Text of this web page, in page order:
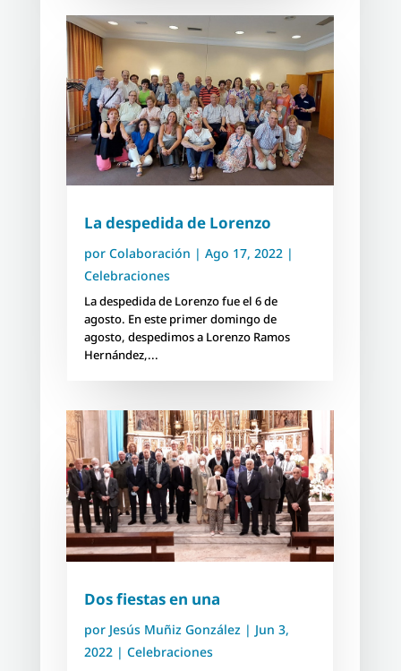
La despedida de Lorenzo
por Colaboración | Ago 17, 2022|
Celebraciones
La despedida de Lorenzo fue el 6 de
agosto. En este primer domingo de
agosto, despedimos a Lorenzo Ramos
Hernández,...
Dos fiestas en una
por Jesús Muñiz González | Jun 3,
2022| Celebraciones